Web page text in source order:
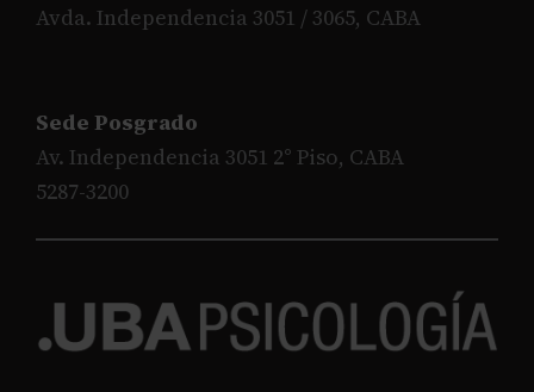
Avda. Independencia 3051 / 3065, CABA
Sede Posgrado
Av. Independencia 3051 2° Piso, CABA
5287-3200